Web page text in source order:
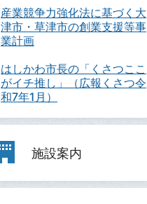
産業競争力強化法に基づく大
津市・草津市の創業支援等事
業計画
はしかわ市長の「くさつここ
がイチ推し」（広報くさつ令
和7年1月）
施設案内